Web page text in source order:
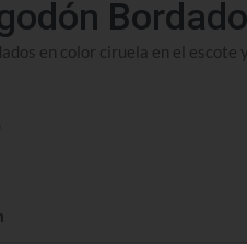
en color ciruela en el escote